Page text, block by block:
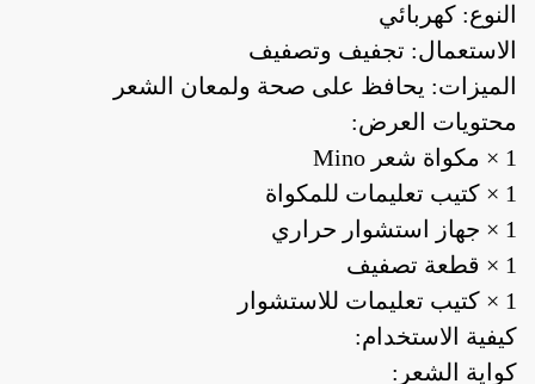
النوع: كهربائي
الاستعمال: تجفيف وتصفيف
الميزات: يحافظ على صحة ولمعان الشعر
محتويات العرض:
1 × مكواة شعر Mino
1 × كتيب تعليمات للمكواة
1 × جهاز استشوار حراري
1 × قطعة تصفيف
1 × كتيب تعليمات للاستشوار
كيفية الاستخدام:
كواية الشعر: